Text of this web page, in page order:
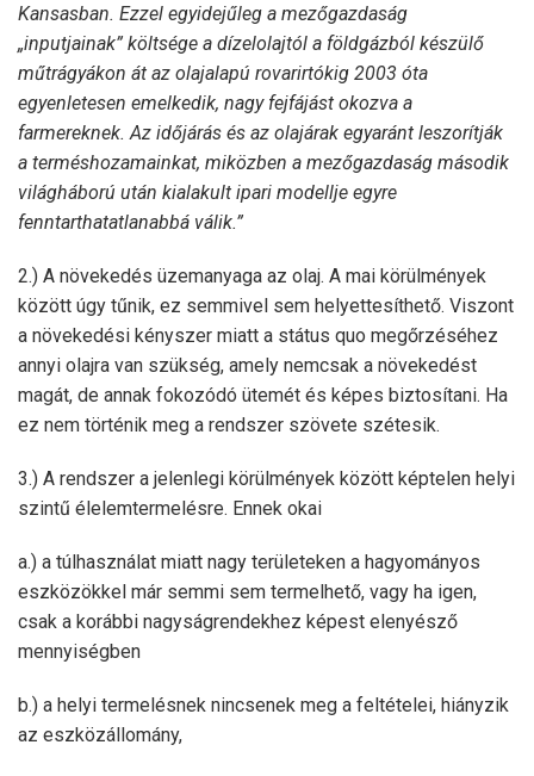
Kansasban. Ezzel egyidejűleg a mezőgazdaság
„inputjainak” költsége a dízelolajtól a földgázból készülő
műtrágyákon át az olajalapú rovarirtókig 2003 óta
egyenletesen emelkedik, nagy fejfájást okozva a
farmereknek. Az időjárás és az olajárak egyaránt leszorítják
a terméshozamainkat, miközben a mezőgazdaság második
világháború után kialakult ipari modellje egyre
fenntarthatatlanabbá válik.”
2.) A növekedés üzemanyaga az olaj. A mai körülmények
között úgy tűnik, ez semmivel sem helyettesíthető. Viszont
a növekedési kényszer miatt a státus quo megőrzéséhez
annyi olajra van szükség, amely nemcsak a növekedést
magát, de annak fokozódó ütemét és képes biztosítani. Ha
ez nem történik meg a rendszer szövete szétesik.
3.) A rendszer a jelenlegi körülmények között képtelen helyi
szintű élelemtermelésre. Ennek okai
a.) a túlhasználat miatt nagy területeken a hagyományos
eszközökkel már semmi sem termelhető, vagy ha igen,
csak a korábbi nagyságrendekhez képest elenyésző
mennyiségben
b.) a helyi termelésnek nincsenek meg a feltételei, hiányzik
az eszközállomány,